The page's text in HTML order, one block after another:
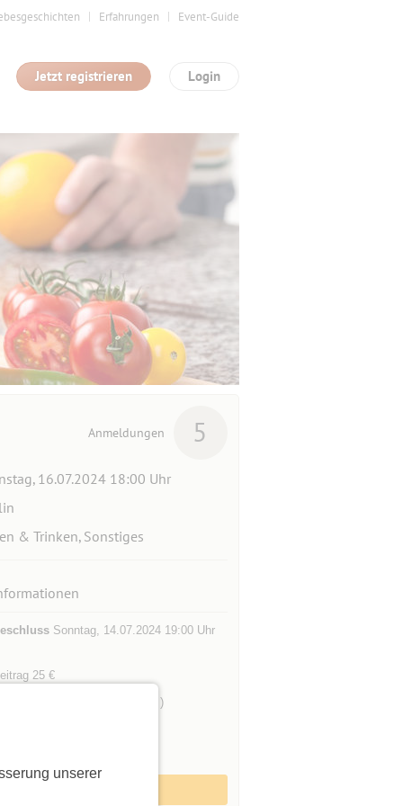
unserer
Erfahrungen Event-Guide
Login
Jetzt registrieren
Anmeldungen 5
16.07.2024 18:00 Uhr
& Trinken, Sonstiges
Sonntag, 14.07.2024 19:00 Uhr
25 €
5 (2 Männer und 3 Frauen )